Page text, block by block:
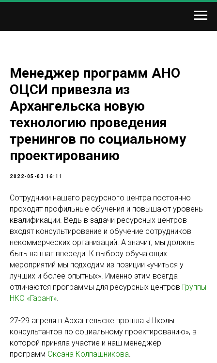
Менеджер программ АНО
ОЦСИ привезла из
Архангельска новую
технологию проведения
тренингов по социальному
проектированию
2022-05-03 16:11
Сотрудники нашего ресурсного центра постоянно
проходят профильные обучения и повышают уровень
квалификации. Ведь в задачи ресурсных центров
входят консультирование и обучение сотрудников
некоммерческих организаций. А значит, мы должны
быть на шаг впереди. К выбору обучающих
мероприятий мы подходим из позиции «учиться у
лучших и более опытных». Именно этим всегда
отличаются программы для ресурсных центров Группы
НКО «Гарант».
27-29 апреля в Архангельске прошла «Школы
консультантов по социальному проектированию», в
которой приняла участие и наш менеджер
программ Оксана Колпашникова.